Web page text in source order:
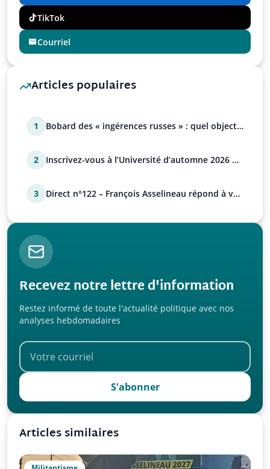
TikTok
Courriel
Articles populaires
1
Bobard des « ingérences russes » : quel objectif
2
Inscrivez-vous à l’Université d’automne 2026 de
3
Direct n°122 – François Asselineau répond à vos
Recevez notre lettre d'information
Restez informé de toute l'actualité politique avec nos
analyses hebdomadaires
S'abonner
Articles similaires